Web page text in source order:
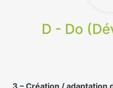
D - Do
3 – Création / adaptation